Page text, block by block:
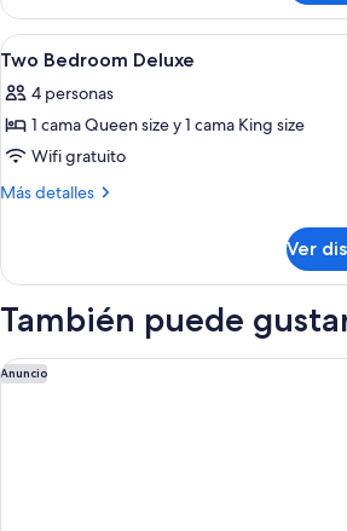
Bedroom
Superior
Ver
todas
las
fotos
de
Two
Ropa de
8
Two Bedroom Deluxe
4 personas
1 cama Queen size y 1 cama King size
Wifi gratuito
Más detalles
Más
Bedroom
Ver
También puede
Anuncio
Hilton Shah Alam Glenmarie